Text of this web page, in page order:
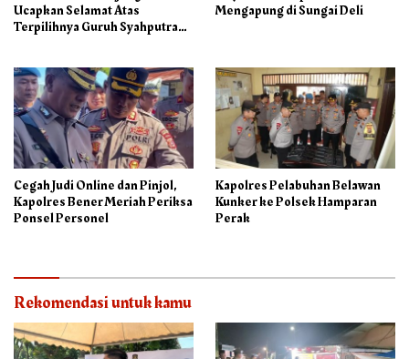
Ucapkan Selamat Atas
Terpilihnya Guruh Syahputra
Mengapung di Sungai Deli
Cegah Judi Online dan Pinjol,
Kapolres Bener Meriah Periksa
Ponsel Personel
Kapolres Pelabuhan Belawan
Kunker ke Polsek Hamparan
Perak
Rekomendasi untuk kamu